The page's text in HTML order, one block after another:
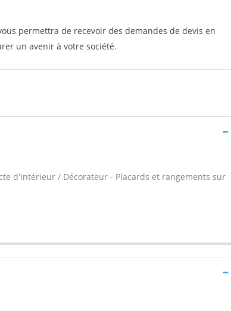
permettra de recevoir des demandes de devis en
un avenir à votre société.
d'intérieur / Décorateur - Placards et rangements sur